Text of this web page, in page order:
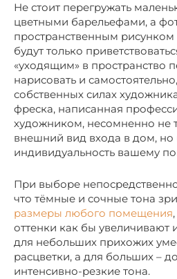
Не стоит перегружать
цветными барельефами, а
пространственным рисунком
будут только
«уходящим» в пространство
нарисовать и
собственных силах
фреска, написанная
художником, несомненно не
внешний вид входа в дом, но
индивидуальность вашему
При выборе
что тёмные и сочные тона
размеры любого помещения
оттенки как бы увеличивают
для небольших прихожих
расцветки, а для больших –
интенсивно-резкие тона.